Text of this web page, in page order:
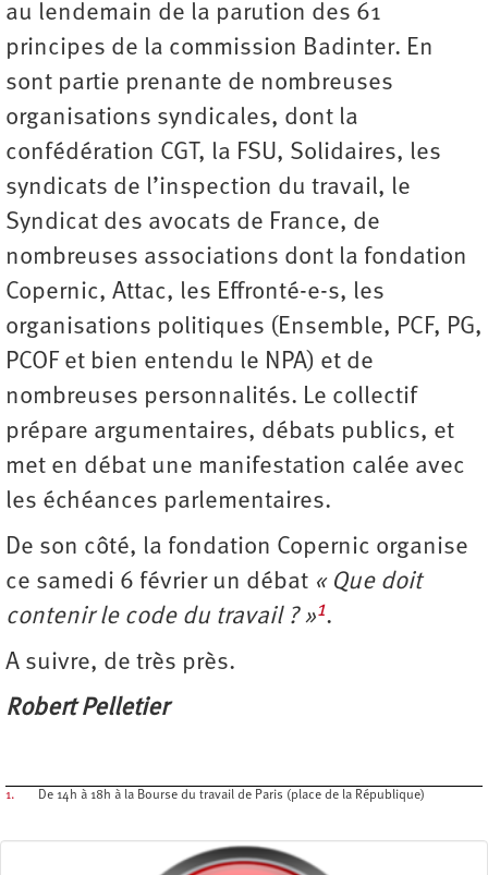
au lendemain de la parution des 61
principes de la commission Badinter. En
sont partie prenante de nombreuses
organisations syndicales, dont la
confédération CGT, la FSU, Solidaires, les
syndicats de l’inspection du travail, le
Syndicat des avocats de France, de
nombreuses associations dont la fondation
Copernic, Attac, les Effronté-e-s, les
organisations politiques (Ensemble, PCF, PG,
PCOF et bien entendu le NPA) et de
nombreuses personnalités. Le collectif
prépare argumentaires, débats publics, et
met en débat une manifestation calée avec
les échéances parlementaires.
De son côté, la fondation Copernic organise
ce samedi 6 février un débat « Que doit
contenir le code du travail ? »1.
A suivre, de très près.
Robert Pelletier
1. De 14h à 18h à la Bourse du travail de Paris (place de la République)